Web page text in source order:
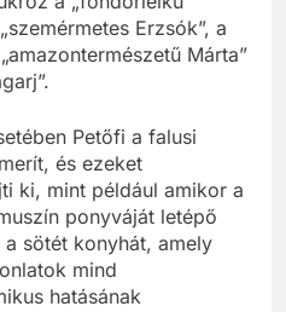
Erzsók”, a
Márta”
Petőfi a falusi
és ezeket
ki, mint például amikor a
ponyváját letépő
sötét konyhát, amely
mind
hatásának